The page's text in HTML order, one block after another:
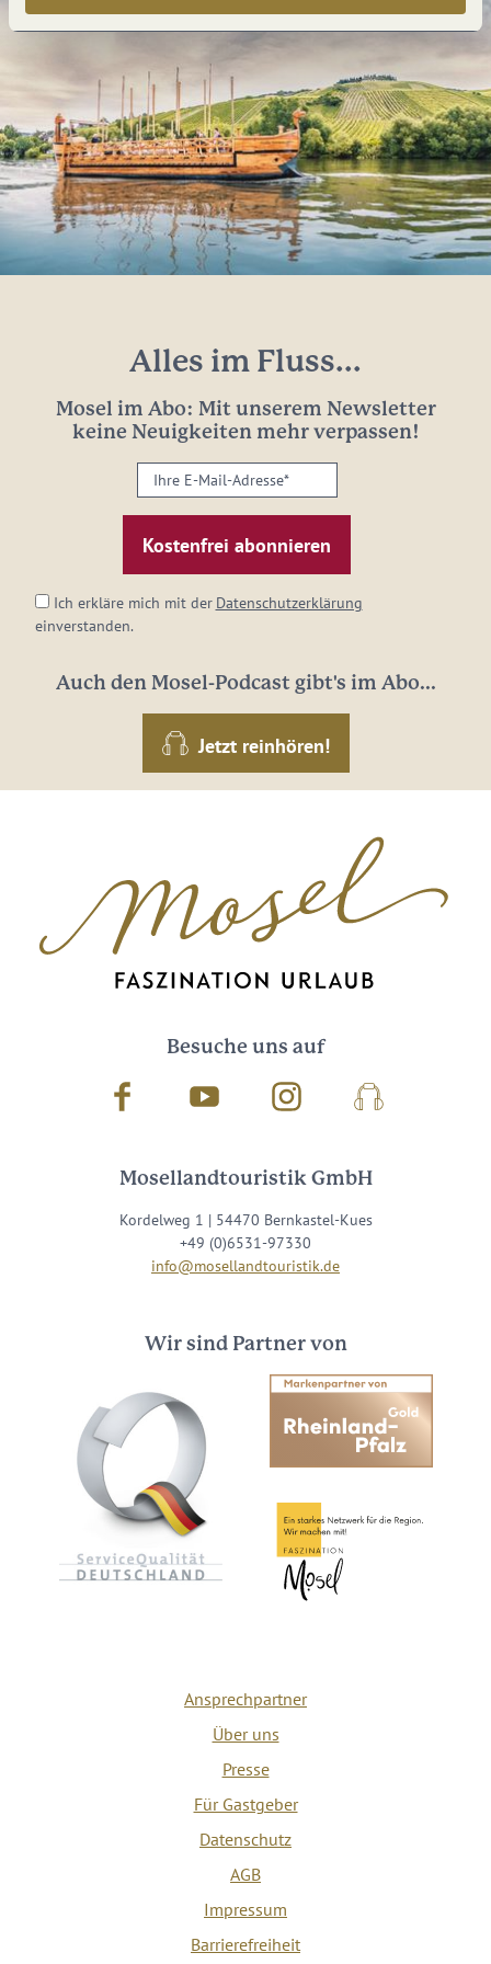
Alles im Fluss...
Mosel im Abo: Mit unserem Newsletter
keine Neuigkeiten mehr verpassen!
Ihre
E-
Mail-
Adresse:
Ich erkläre mich mit der Datenschutzerklärung
einverstanden.
Auch den Mosel-Podcast gibt's im Abo...
Jetzt reinhören!
Besuche uns auf
Facebook Youtube InstagramPodcast
Mosellandtouristik GmbH
Kordelweg 1 | 54470 Bernkastel-Kues
+49 (0)6531-97330
info@mosellandtouristik.de
Wir sind Partner von
Ansprechpartner
Über uns
Presse
Für Gastgeber
Datenschutz
AGB
Impressum
Barrierefreiheit